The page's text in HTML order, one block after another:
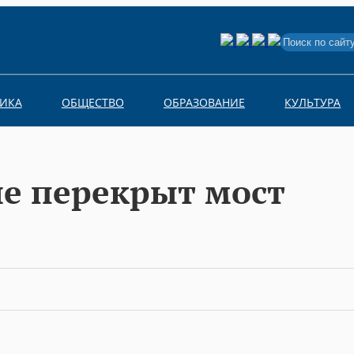
Search
for:
ОБЩЕСТВО ОБРАЗОВАНИЕ КУЛЬТУРА
перекрыт мост